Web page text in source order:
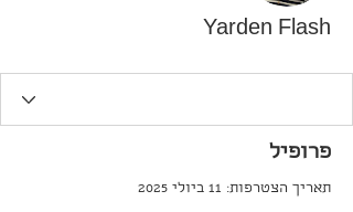
Yarden Flash
פרופיל
תאריך הצטרפות: 11 ביולי 2025